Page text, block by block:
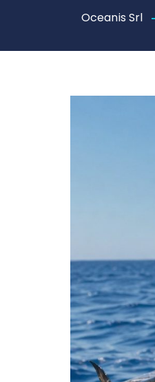
Oceanis Srl